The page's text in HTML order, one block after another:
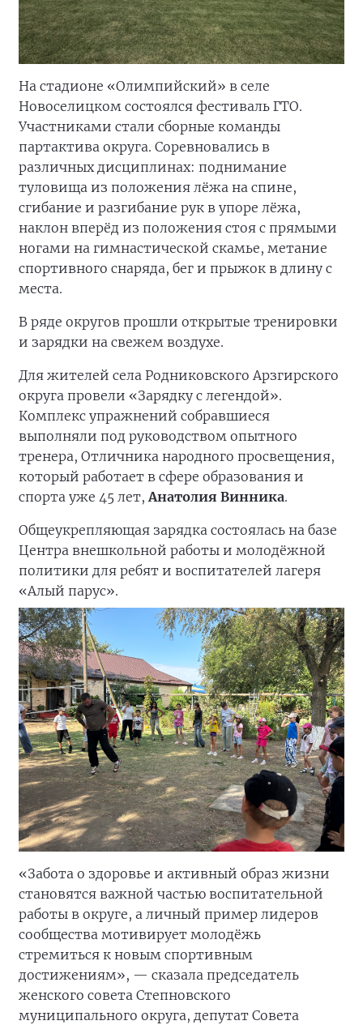
На стадионе «Олимпийский» в селе
Новоселицком состоялся фестиваль ГТО.
Участниками стали сборные команды
партактива округа. Соревновались в
различных дисциплинах: поднимание
туловища из положения лёжа на спине,
сгибание и разгибание рук в упоре лёжа,
наклон вперёд из положения стоя с прямыми
ногами на гимнастической скамье, метание
спортивного снаряда, бег и прыжок в длину с
места.
В ряде округов прошли открытые тренировки
и зарядки на свежем воздухе.
Для жителей села Родниковского Арзгирского
округа провели «Зарядку с легендой».
Комплекс упражнений собравшиеся
выполняли под руководством опытного
тренера, Отличника народного просвещения,
который работает в сфере образования и
спорта уже 45 лет, Анатолия Винника.
Общеукрепляющая зарядка состоялась на базе
Центра внешкольной работы и молодёжной
политики для ребят и воспитателей лагеря
«Алый парус».
«Забота о здоровье и активный образ жизни
становятся важной частью воспитательной
работы в округе, а личный пример лидеров
сообщества мотивирует молодёжь
стремиться к новым спортивным
достижениям», — сказала председатель
женского совета Степновского
муниципального округа, депутат Совета